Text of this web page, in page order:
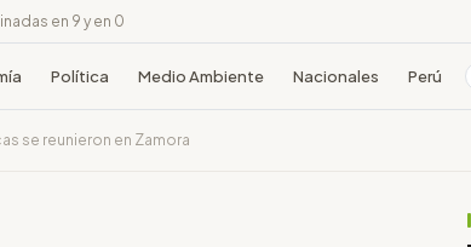
en 9 y en 0
Política Medio Ambiente Nacionales Perú
se reunieron en Zamora